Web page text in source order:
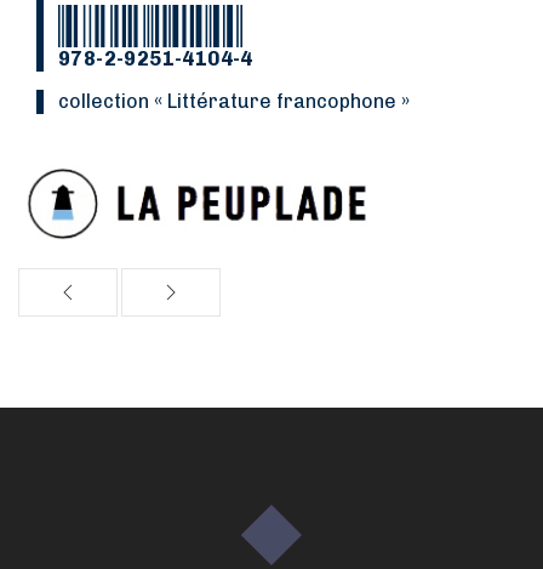
978-2-9251-4104-4
collection « Littérature francophone »